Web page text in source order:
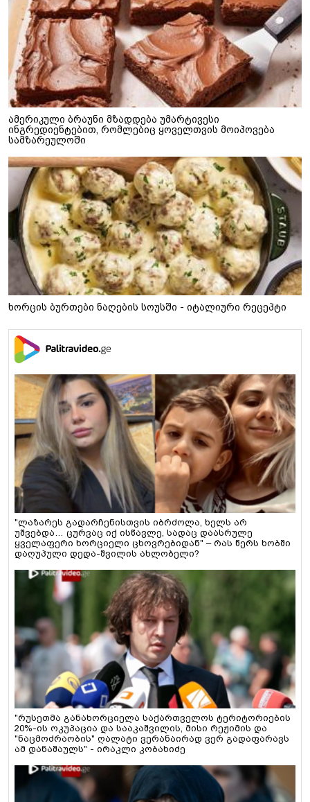
ამერიკული ბრაუნი მზადდება უმარტივესი
ინგრედიენტებით, რომლებიც ყოველთვის მოიპოვება
სამზარეულოში
ხორცის ბურთები ნაღების სოუსში - იტალიური რეცეპტი
"ლაზარეს გადარჩენისთვის იბრძოლა, ხელს არ
უშვებდა… ცურვაც იქ ისწავლე, სადაც დაასრულე
ყველაფერი ხორციელი ცხოვრებიდან" – რას წერს ხობში
დაღუპული დედა-შვილის ახლობელი?
"რუსეთმა განახორციელა საქართველოს ტერიტორიების
20%-ის ოკუპაცია და სააკაშვილის, მისი რეჟიმის და
"ნაცმოძრაობის" ღალატი ვერანაირად ვერ გადაფარავს
ამ დანაშაულს" - ირაკლი კობახიძე